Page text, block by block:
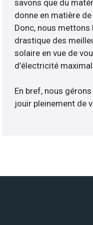
savons que du
donne en matière
Donc, nous mettons
drastique des
solaire en vue de
d’électricité
En bref, nous
jouir pleinement de